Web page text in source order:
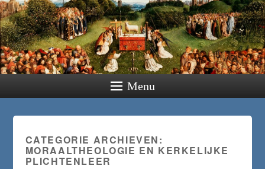
Menu
CATEGORIE ARCHIEVEN:
MORAALTHEOLOGIE EN KERKELIJKE
PLICHTENLEER